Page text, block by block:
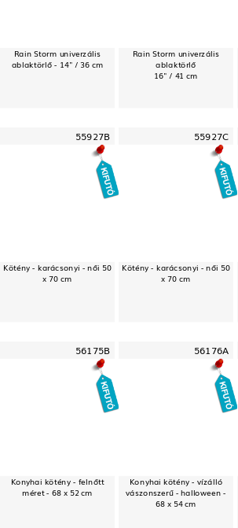
Rain Storm univerzális
ablaktörlő - 14" / 36 cm
Rain Storm univerzális
ablaktörlő
16" / 41 cm
55927B
Kötény - karácsonyi - női 50
x 70 cm
55927C
Kötény - karácsonyi - női 50
x 70 cm
56175B
Konyhai kötény - felnőtt
méret - 68 x 52 cm
56176A
Konyhai kötény - vízálló
vászonszerű - halloween -
68 x 54 cm